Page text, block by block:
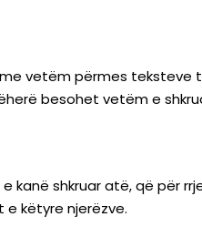
vetëm përmes
besohet vetëm e
shkruar atë, që për
këtyre njerëzve.